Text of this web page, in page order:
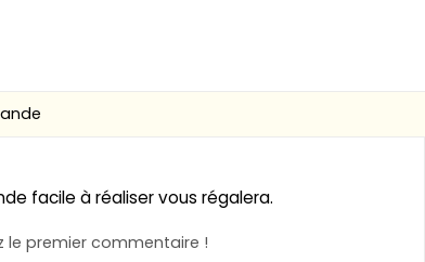
facile à réaliser vous régalera.
le premier commentaire !